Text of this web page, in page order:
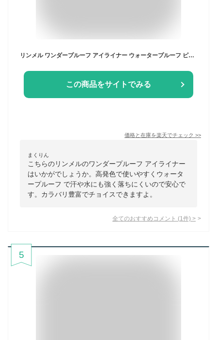
リンメル ワンダープルーフ アイライナー ウォータープルーフ ピュア ブルー ( 05 PURE BLUE ) RIMMEL WONDER'PROOF 24HR WP EYELINER [5yp]春 新生活 お祝い
この商品をサイトでみる
価格と在庫を楽天でチェック >>
まくりん
こちらのリンメルのワンダープルーフ アイライナー
はいかがでしょうか。高発色で使いやすくウォータ
ープルーフ で汗や水にも強く落ちにくいので安心で
す。カラバリ豊富でチョイスできますよ。
全てのおすすめコメント (1 件) >
5